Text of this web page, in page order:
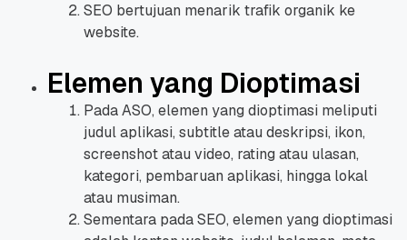
SEO bertujuan menarik trafik organik ke
website.
Elemen yang Dioptimasi
Pada ASO, elemen yang dioptimasi meliputi
judul aplikasi, subtitle atau deskripsi, ikon,
screenshot atau video, rating atau ulasan,
kategori, pembaruan aplikasi, hingga lokal
atau musiman.
Sementara pada SEO, elemen yang dioptimasi